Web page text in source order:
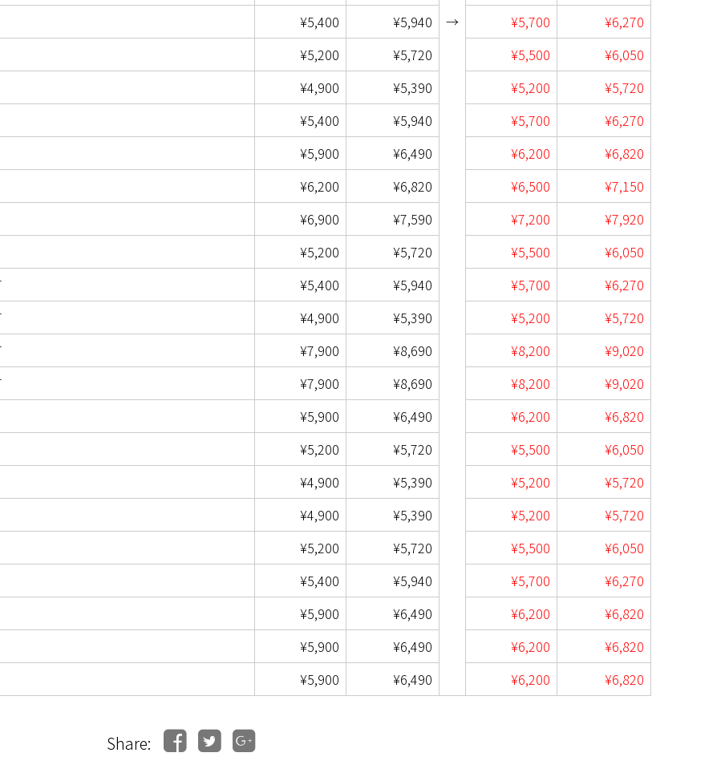
→
¥5,400 ¥5,940 ¥5,700
¥6,270
¥5,200 ¥5,720 ¥5,500
¥6,050
¥4,900 ¥5,390 ¥5,200
¥5,720
¥5,400 ¥5,940 ¥5,700
¥6,270
¥5,900 ¥6,490 ¥6,200
¥6,820
¥6,200 ¥6,820 ¥6,500
¥7,150
¥6,900 ¥7,590 ¥7,200
¥7,920
¥5,200 ¥5,720 ¥5,500
¥6,050
¥5,400 ¥5,940 ¥5,700
¥6,270
¥4,900 ¥5,390 ¥5,200
¥5,720
¥7,900 ¥8,690 ¥8,200
¥9,020
¥7,900 ¥8,690 ¥8,200
¥9,020
¥5,900 ¥6,490 ¥6,200
¥6,820
¥5,200 ¥5,720 ¥5,500
¥6,050
¥4,900 ¥5,390 ¥5,200
¥5,720
¥4,900 ¥5,390 ¥5,200
¥5,720
¥5,200 ¥5,720 ¥5,500
¥6,050
¥5,400 ¥5,940 ¥5,700
¥6,270
¥5,900 ¥6,490 ¥6,200
¥6,820
¥5,900 ¥6,490 ¥6,200
¥6,820
¥5,900 ¥6,490 ¥6,200 ¥6,820
Share: